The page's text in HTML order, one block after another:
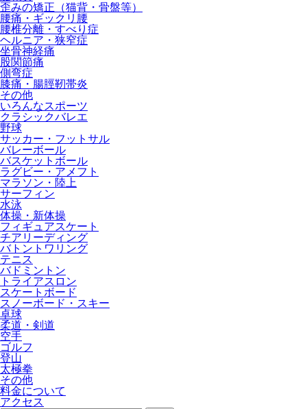
歪みの矯正（猫背・骨盤等）
腰痛・ギックリ腰
腰椎分離・すべり症
ヘルニア・狭窄症
坐骨神経痛
股関節痛
側弯症
膝痛・腸脛靭帯炎
その他
いろんなスポーツ
クラシックバレエ
野球
サッカー・フットサル
バレーボール
バスケットボール
ラグビー・アメフト
マラソン・陸上
サーフィン
水泳
体操・新体操
フィギュアスケート
チアリーディング
バトントワリング
テニス
バドミントン
トライアスロン
スケートボード
スノーボード・スキー
卓球
柔道・剣道
空手
ゴルフ
登山
太極拳
その他
料金について
アクセス